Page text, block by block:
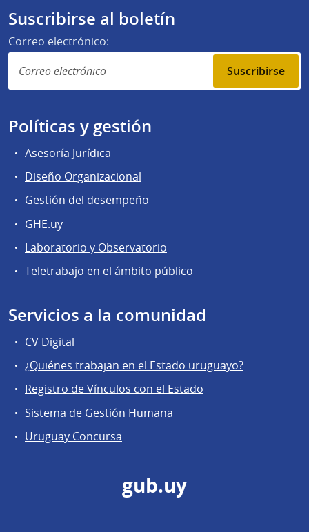
Suscribirse al boletín
Correo electrónico:
Suscribirse
Políticas y gestión
Asesoría Jurídica
Diseño Organizacional
Gestión del desempeño
GHE.uy
Laboratorio y Observatorio
Teletrabajo en el ámbito público
Servicios a la comunidad
CV Digital
¿Quiénes trabajan en el Estado uruguayo?
Registro de Vínculos con el Estado
Sistema de Gestión Humana
Uruguay Concursa
gub.uy